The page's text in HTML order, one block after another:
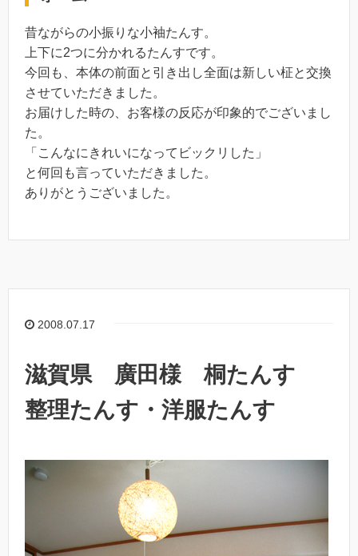
昔ながらの小振りな小袖たんす。
上下に2つに分かれるたんすです。
今回も、本体の前面と引き出し全面は新しい柾と交換
させていただきました。
お届けした時の、お客様の反応が印象的でございまし
た。
「こんなにきれいになってビックリした」
と何回も言っていただきました。
ありがとうございました。
2008.07.17
滋賀県 廣田様 桐たんす
整理たんす・洋服たんす